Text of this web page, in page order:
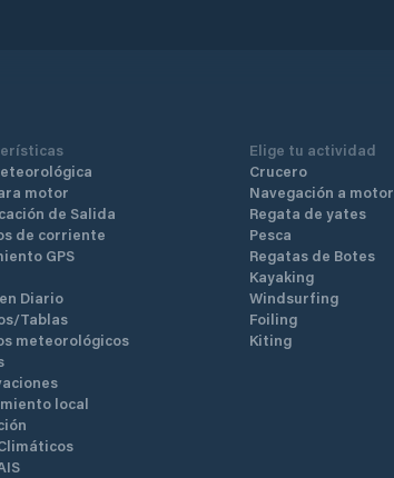
motor
de Salida
de corriente
GPS
Diario
Tablas
meteorológicos
local
Elige tu actividad
Crucero
Navegación a motor
Regata de yates
Pesca
Regatas de Botes
Kayaking
Windsurfing
Foiling
Kiting